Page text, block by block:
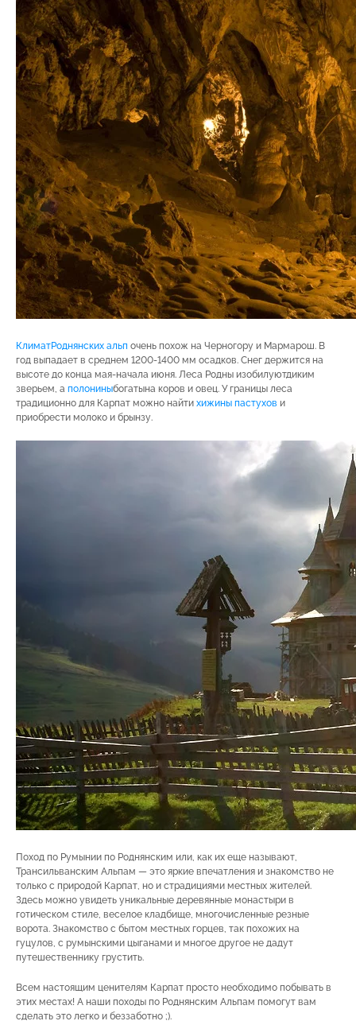
КлиматРоднянских альп очень похож на Черногору и Мармарош. В
год выпадает в среднем 1200-1400 мм осадков. Снег держится на
высоте до конца мая-начала июня. Леса Родны изобилуютдиким
зверьем, а полониныбогатына коров и овец. У границы леса
традиционно для Карпат можно найти хижины пастухов и
приобрести молоко и брынзу.
Поход по Румынии по Роднянским или, как их еще называют,
Трансильванским Альпам — это яркие впечатления и знакомство не
только с природой Карпат, но и страдициями местных жителей.
Здесь можно увидеть уникальные деревянные монастыри в
готическом стиле, веселое кладбище, многочисленные резные
ворота. Знакомство с бытом местных горцев, так похожих на
гуцулов, с румынскими цыганами и многое другое не дадут
путешественнику грустить.
Всем настоящим ценителям Карпат просто необходимо побывать в
этих местах! А наши походы по Роднянским Альпам помогут вам
сделать это легко и беззаботно ;).